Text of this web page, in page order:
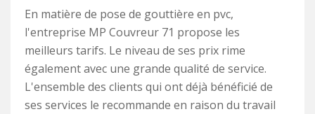
En matière de pose de gouttière en pvc,
l'entreprise MP Couvreur 71 propose les
meilleurs tarifs. Le niveau de ses prix rime
également avec une grande qualité de service.
L'ensemble des clients qui ont déjà bénéficié de
ses services le recommande en raison du travail